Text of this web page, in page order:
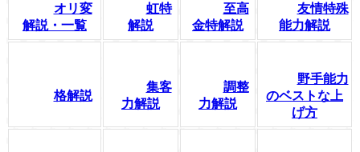
オリ変
解説・一覧
虹特
解説
至高
金特解説
友情特殊
能力解説
格解説
集客
力解説
調整
力解説
野手能力
のベストな上
げ方